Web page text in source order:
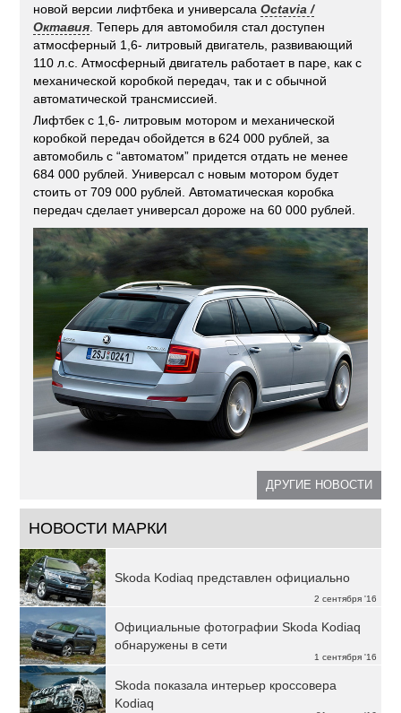
новой версии лифтбека и универсалаOctavia /
Октавия . Теперь для автомобиля стал доступен
атмосферный 1,6- литровый двигатель, развивающий
110 л.с. Атмосферный двигатель работает в паре, как с
механической коробкой передач, так и с обычной
автоматической трансмиссией.
Лифтбек с 1,6- литровым мотором и механической
коробкой передач обойдется в 624 000 рублей, за
автомобиль с “автоматом” придется отдать не менее
684 000 рублей. Универсал с новым мотором будет
стоить от 709 000 рублей. Автоматическая коробка
передач сделает универсал дороже на 60 000 рублей.
ДРУГИЕ НОВОСТИ
НОВОСТИ МАРКИ
2 сентября '16
Skoda Kodiaq представлен официально
1 сентября '16
Официальные фотографии Skoda Kodiaq
обнаружены в сети
Skoda показала интерьер кроссовера
Kodiaq